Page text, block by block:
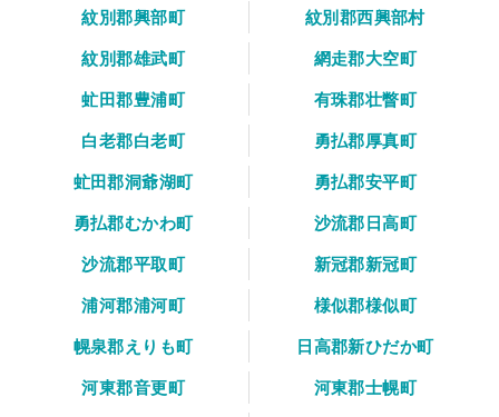
紋別郡興部町
紋別郡西興部村
紋別郡雄武町
網走郡大空町
虻田郡豊浦町
有珠郡壮瞥町
白老郡白老町
勇払郡厚真町
虻田郡洞爺湖町
勇払郡安平町
勇払郡むかわ町
沙流郡日高町
沙流郡平取町
新冠郡新冠町
浦河郡浦河町
様似郡様似町
幌泉郡えりも町
日高郡新ひだか町
河東郡音更町
河東郡士幌町